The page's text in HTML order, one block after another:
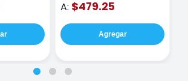
A: $479.25
Agregar